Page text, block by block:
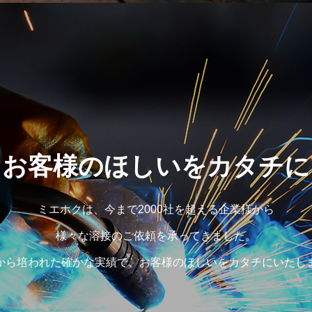
お客様のほしいをカタチに
ミエホクは、今まで2000社を超える企業様から
様々な溶接のご依頼を承ってきました。
ら培われた確かな実績で、お客様のほしいをカタチにいたし